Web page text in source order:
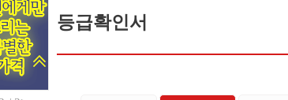
등급확인서